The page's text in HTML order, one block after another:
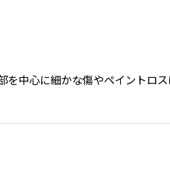
中心に細かな傷やペイントロ